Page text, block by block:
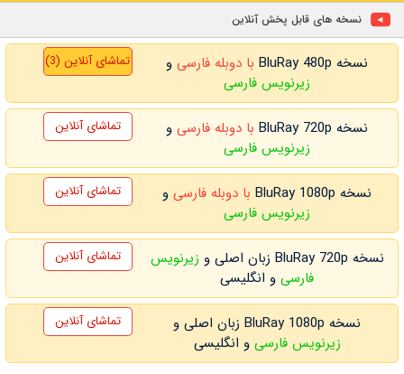
نسخه های قابل پخش آنلاین
نسخه BluRay 480p با دوبله فارسیو
زیرنویس فارسی
تماشای آنلاین (3)
نسخه BluRay 720p با دوبله فارسیو
زیرنویس فارسی
تماشای آنلاین
نسخه BluRay 1080p با دوبله فارسیو
زیرنویس فارسی
تماشای آنلاین
نسخه BluRay 720p زبان اصلی و
زیرنویس
فارسیو انگلیسی
تماشای آنلاین
نسخه BluRay 1080p زبان اصلی و
زیرنویس فارسی و انگلیسی
تماشای آنلاین